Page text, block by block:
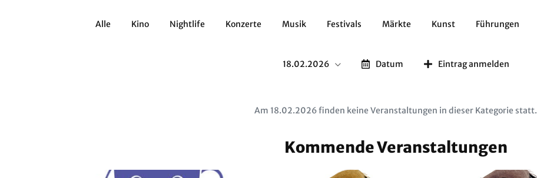
Alle Kino Nightlife Konzerte Musik Festivals Märkte Kunst Führungen
18.02.2026 Datum Eintrag anmelden
Am 18.02.2026 finden keine Veranstaltungen in dieser Kategorie statt.
Kommende Veranstaltungen